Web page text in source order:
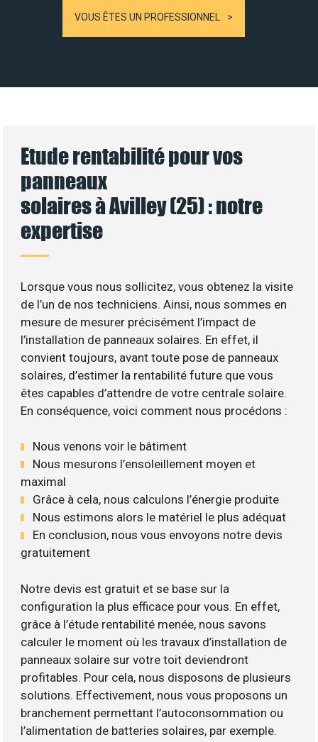
VOUS ÊTES UN PROFESSIONNEL
Etude rentabilité pour vos
panneaux
solaires à Avilley (25) : notre
expertise
Lorsque vous nous sollicitez, vous obtenez la visite
de l’un de nos techniciens. Ainsi, nous sommes en
mesure de mesurer précisément l’impact de
l’installation de panneaux solaires. En effet, il
convient toujours, avant toute pose de panneaux
solaires, d’estimer la rentabilité future que vous
êtes capables d’attendre de votre centrale solaire.
En conséquence, voici comment nous procédons :
Nous venons voir le bâtiment
Nous mesurons l’ensoleillement moyen et
maximal
Grâce à cela, nous calculons l’énergie produite
Nous estimons alors le matériel le plus adéquat
En conclusion, nous vous envoyons notre devis
gratuitement
Notre devis est gratuit et se base sur la
configuration la plus efficace pour vous. En effet,
grâce à l’étude rentabilité menée, nous savons
calculer le moment où les travaux d’installation de
panneaux solaire sur votre toit deviendront
profitables. Pour cela, nous disposons de plusieurs
solutions. Effectivement, nous vous proposons un
branchement permettant l’autoconsommation ou
l’alimentation de batteries solaires, par exemple.